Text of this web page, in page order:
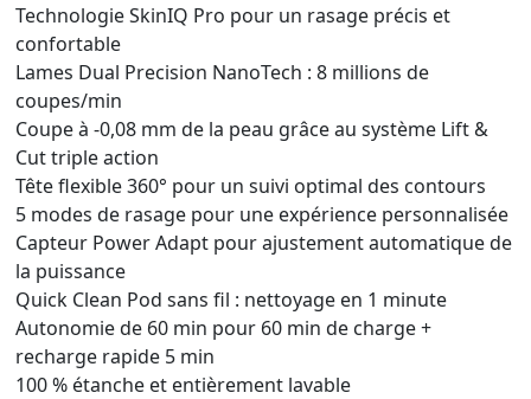
Technologie SkinIQ Pro pour un rasage précis et
confortable
Lames Dual Precision NanoTech : 8 millions de
coupes/min
Coupe à -0,08 mm de la peau grâce au système Lift &
Cut triple action
Tête flexible 360° pour un suivi optimal des contours
5 modes de rasage pour une expérience personnalisée
Capteur Power Adapt pour ajustement automatique de
la puissance
Quick Clean Pod sans fil : nettoyage en 1 minute
Autonomie de 60 min pour 60 min de charge +
recharge rapide 5 min
100 % étanche et entièrement lavable